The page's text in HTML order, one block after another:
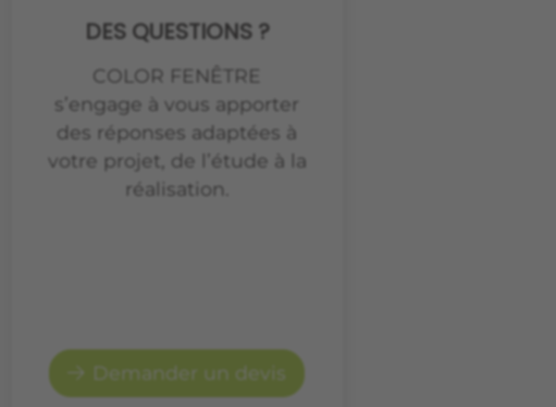
DES QUESTIONS ?
COLOR FENÊTRE
s’engage à vous apporter
des réponses adaptées à
votre projet, de l’étude à la
réalisation.
Demander un devis